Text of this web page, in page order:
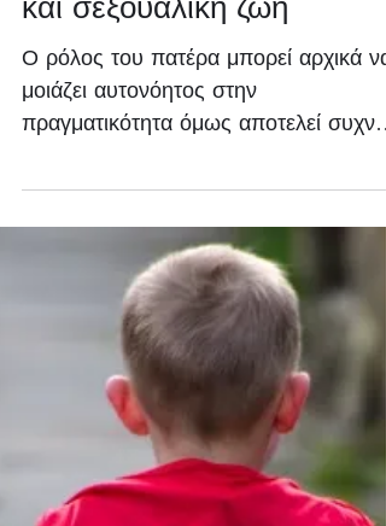
Πατρότητα, συντροφικότητα
και σεξουαλική ζωή
Ο ρόλος του πατέρα μπορεί αρχικά να